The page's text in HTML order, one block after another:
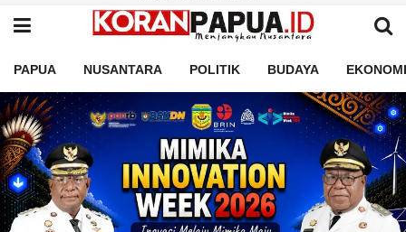
PAPUA NUSANTARA POLITIK BUDAYA EKONOMI